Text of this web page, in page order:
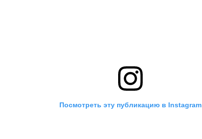
Посмотреть эту публикацию в Instagram